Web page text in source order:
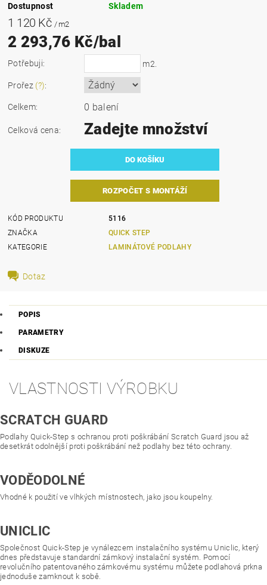
Dostupnost Skladem
1 120 Kč / m2
2 293,76 Kč/bal
Potřebuji: m2.
Prořez (?):
Celkem: 0 balení
Celková cena: Zadejte množství
ROZPOČET S MONTÁŽÍ
KÓD PRODUKTU
5116
ZNAČKA
QUICK STEP
KATEGORIE
LAMINÁTOVÉ PODLAHY
Dotaz
POPIS
PARAMETRY
DISKUZE
VLASTNOSTI VÝROBKU
SCRATCH GUARD
Podlahy Quick-Step s ochranou proti poškrábání Scratch Guard jsou až
desetkrát odolnější proti poškrábání než podlahy bez této ochrany.
VODĚODOLNÉ
Vhodné k použití ve vlhkých místnostech, jako jsou koupelny.
UNICLIC
Společnost Quick-Step je vynálezcem instalačního systému Uniclic, který
dnes představuje standardní zámkový instalační systém. Pomocí
revolučního patentovaného zámkovému systému můžete podlahová prkna
jednoduše zamknout k sobě.